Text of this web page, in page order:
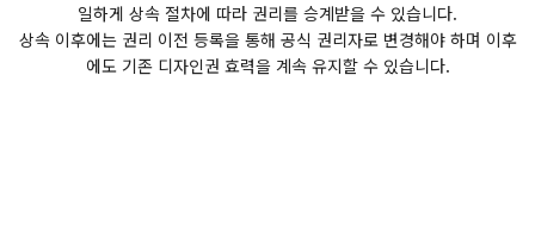
일하게 상속 절차에 따라 권리를 승계받을 수 있습니다.
상속 이후에는 권리 이전 등록을 통해 공식 권리자로 변경해야 하며 이후
에도 기존 디자인권 효력을 계속 유지할 수 있습니다.